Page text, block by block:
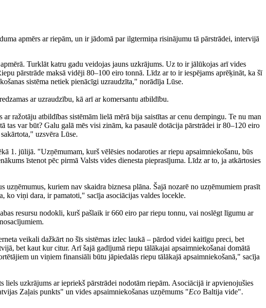
apmērs ar riepām, un ir jādomā par ilgtermiņa risinājumu tā pārstrādei, intervijā
Turklāt katru gadu veidojas jauns uzkrājums. Uz to ir jālūkojas arī vides
pārstrāde maksā vidēji 80–100 eiro tonnā. Līdz ar to ir iespējams aprēķināt, ka šī
sistēma netiek pienācīgi uzraudzīta," norādīja Lūse.
ar uzraudzību, kā arī ar komersantu atbildību.
ražotāju atbildības sistēmām lielā mērā bija saistītas ar cenu dempingu. Te nu man
tas var būt? Galu galā mēs visi zinām, ka pasaulē dotācija pārstrādei ir 80–120 eiro
uzsvēra Lūse.
1. jūlijā. "Uzņēmumam, kurš vēlēsies nodaroties ar riepu apsaimniekošanu, būs
īstenot pēc pirmā Valsts vides dienesta pieprasījuma. Līdz ar to, ja atkārtosies
kuriem nav skaidra biznesa plāna. Šajā nozarē no uzņēmumiem prasīt
ko viņi dara, ir pamatoti," sacīja asociācijas valdes locekle.
resursu nodokli, kurš pašlaik ir 660 eiro par riepu tonnu, vai noslēgt līgumu ar
veikali dažkārt no šīs sistēmas izlec laukā – pārdod videi kaitīgu preci, bet
bet kaut kur citur. Arī šajā gadījumā riepu tālākajai apsaimniekošanai domātā
un viņiem finansiāli būtu jāpiedalās riepu tālākajā apsaimniekošanā," sacīja
uzkrājums ar iepriekš pārstrādei nodotām riepām. Asociācijā ir apvienojušies
Zaļais punkts" un vides apsaimniekošanas uzņēmums "Eco Baltija vide".